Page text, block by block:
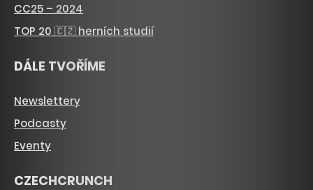
CC25 – 2024
TOP 20 🇨🇿 herních studií
DÁLE TVOŘÍME
Newslettery
Podcasty
Eventy
CZECHCRUNCH